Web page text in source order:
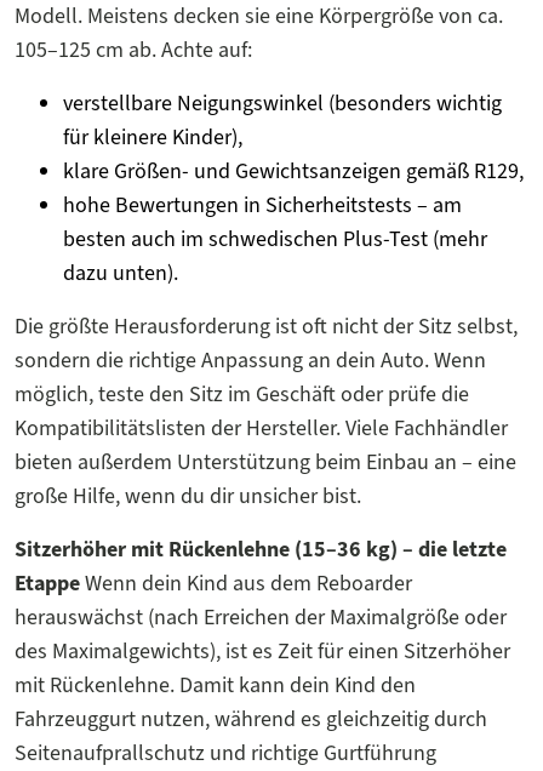
Modell. Meistens decken sie eine Körpergröße von ca.
105–125 cm ab. Achte auf:
verstellbare Neigungswinkel (besonders wichtig
für kleinere Kinder),
klare Größen- und Gewichtsanzeigen gemäß R129,
hohe Bewertungen in Sicherheitstests – am
besten auch im schwedischen Plus-Test (mehr
dazu unten).
Die größte Herausforderung ist oft nicht der Sitz selbst,
sondern die richtige Anpassung an dein Auto. Wenn
möglich, teste den Sitz im Geschäft oder prüfe die
Kompatibilitätslisten der Hersteller. Viele Fachhändler
bieten außerdem Unterstützung beim Einbau an – eine
große Hilfe, wenn du dir unsicher bist.
Sitzerhöher mit Rückenlehne (15–36 kg) – die letzte
EtappeWenn dein Kind aus dem Reboarder
herauswächst (nach Erreichen der Maximalgröße oder
des Maximalgewichts), ist es Zeit für einen Sitzerhöher
mit Rückenlehne. Damit kann dein Kind den
Fahrzeuggurt nutzen, während es gleichzeitig durch
Seitenaufprallschutz und richtige Gurtführung